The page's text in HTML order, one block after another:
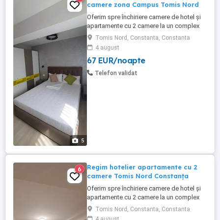
5
camere zona Campus Tomis Nord
Oferim spre închiriere camere de hotel și
apartamente cu 2 camere la un complex
hotelier de 3 și 4 stele . Contra cost avem
și mic dejun la cerere (40 lei de persoană)
Complexul hotelier se află în zona Tomis
Nord Campus Universitate. Dotări:
Complet mobilate și utilate modern Aer
Tomis Nord, Constanta, Constanta
4 august
67 EUR/noapte
Telefon validat
6
Regim hotelier apartamente cu 2
camere Tomis Nord Constanța
Oferim spre închiriere camere de hotel și
apartamente cu 2 camere la un complex
hotelier de 3 și 4 stele . Contra cost avem
și mic dejun la cerere (40 lei de persoană)
Tomis Nord, Constanta, Constanta